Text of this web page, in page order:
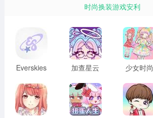
时尚换装游戏安利
Everskies
加查星云
证
少女时尚
告版